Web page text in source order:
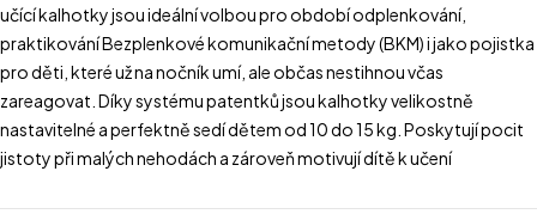
učící kalhotky jsou ideální volbou pro období odplenkování,
praktikování Bezplenkové komunikační metody (BKM) i jako pojistka
pro děti, které už na nočník umí, ale občas nestihnou včas
zareagovat. Díky systému patentků jsou kalhotky velikostně
nastavitelné a perfektně sedí dětem od 10 do 15 kg. Poskytují pocit
jistoty při malých nehodách a zároveň motivují dítě k učení